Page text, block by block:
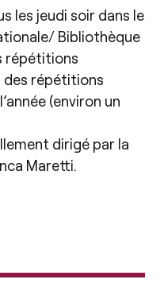
les jeudi soir dans le
Bibliothèque
répétitions
des répétitions
(environ un
dirigé par la
Maretti.